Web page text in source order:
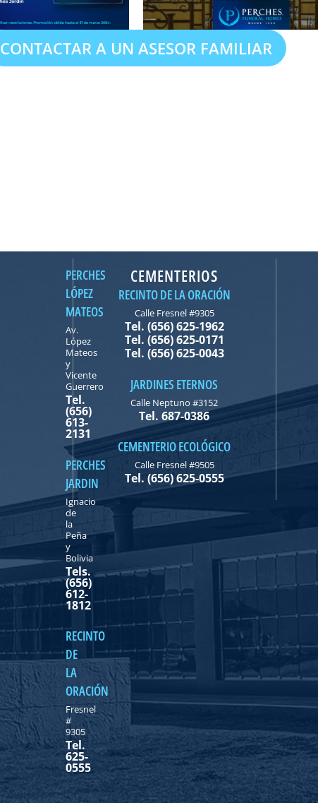
CONTACTAR A UN ASESOR FAMILIAR
PERCHES
LÓPEZ
MATEOS
Av.
López
Mateos
y
Vicente
Guerrero
Tel.
(656)
613-
2131
PERCHES
JARDIN
Ignacio
de
la
Peña
y
Bolivia
Tels.
(656)
612-
1812
RECINTO
DE
LA
ORACIÓN
Fresnel
#
9305
Tel.
625-
0555
CEMENTERIOS
RECINTO DE LA ORACIÓN
Calle Fresnel #9305
Tel. (656) 625-1962
Tel. (656) 625-0171
Tel. (656) 625-0043
JARDINES ETERNOS
Calle Neptuno #3152
Tel. 687-0386
CEMENTERIO ECOLÓGICO
Calle Fresnel #9505
Tel. (656) 625-0555